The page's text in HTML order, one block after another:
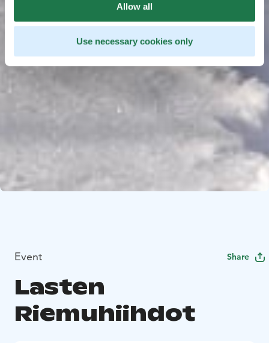
Allow all
Use necessary cookies only
Event Share
Lasten
Riemuhiihdot